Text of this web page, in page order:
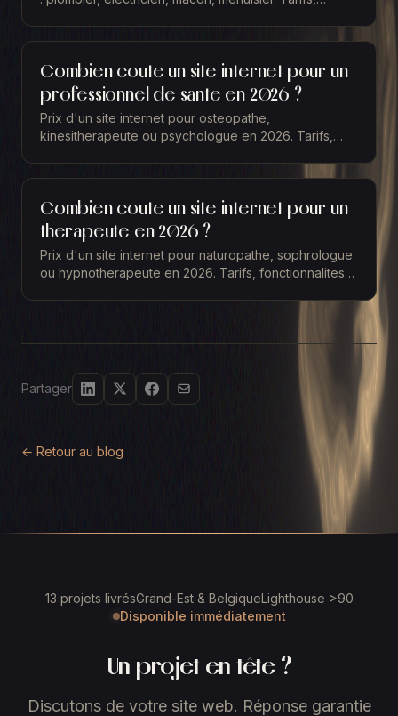
Combien coute un site internet pour un
professionnel de sante en 2026 ?
Prix d'un site internet pour osteopathe,
kinesitherapeute ou psychologue en 2026. Tarifs,
Combien coute un site internet pour un
therapeute en 2026 ?
Prix d'un site internet pour naturopathe, sophrologue
ou hypnotherapeute en 2026. Tarifs, fonctionnalites
Partager
← Retour au blog
13 projets livrésGrand-Est & BelgiqueLighthouse >90
Disponible immédiatement
Un projet en tête ?
Discutons de votre site web. Réponse garantie